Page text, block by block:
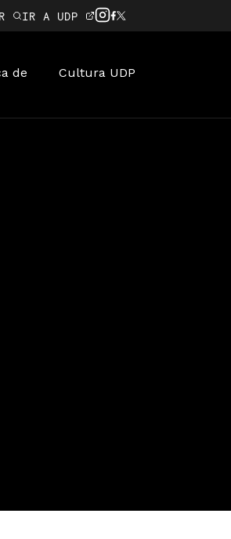
IR A UDP
de Cultura UDP